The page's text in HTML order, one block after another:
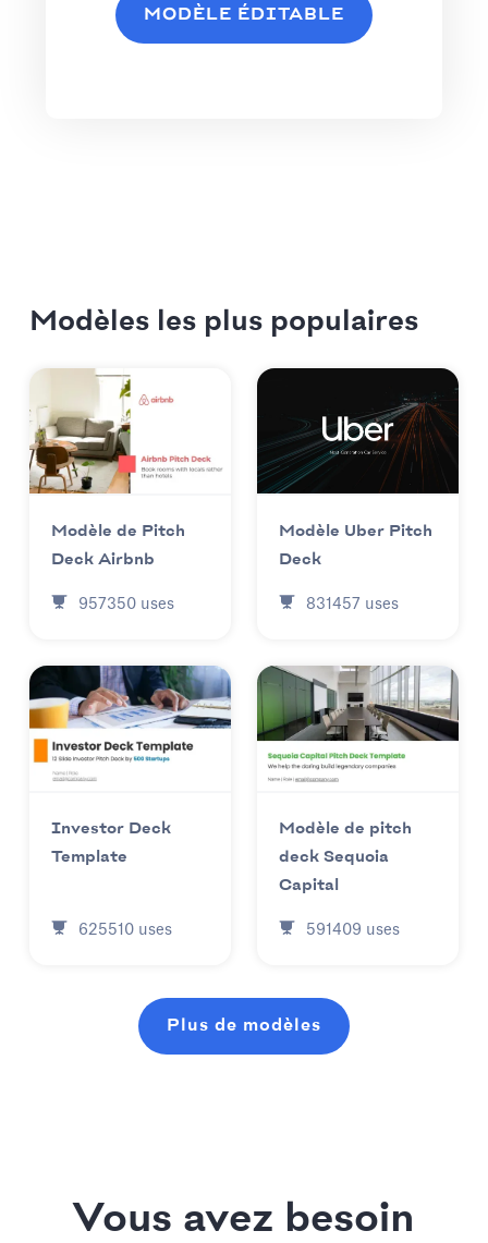
MODÈLE ÉDITABLE
Modèles les plus populaires
Modèle de Pitch
Deck Airbnb
957350 uses
Modèle Uber Pitch
Deck
831457 uses
Investor Deck
Template
625510 uses
Modèle de pitch
deck Sequoia
Capital
591409 uses
Plus de modèles
Vous avez besoin